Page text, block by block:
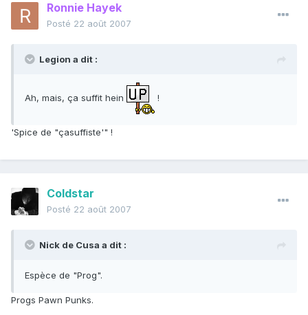
Ronnie Hayek
Posté 22 août 2007
Legion a dit :
Ah, mais, ça suffit hein !
'Spice de "çasuffiste'" !
Coldstar
Posté 22 août 2007
Nick de Cusa a dit :
Espèce de "Prog".
Progs Pawn Punks.